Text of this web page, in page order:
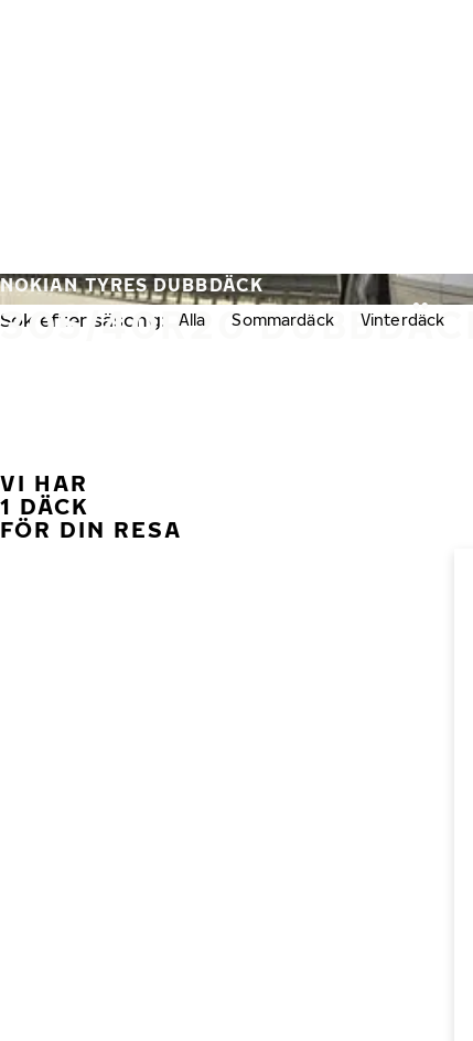
305/40R20 DUBBDÄCK
NOKIAN TYRES DUBBDÄCK
Sök efter säsong: Alla Sommardäck Vinterdäck
VI HAR
1 DÄCK
FÖR DIN RESA